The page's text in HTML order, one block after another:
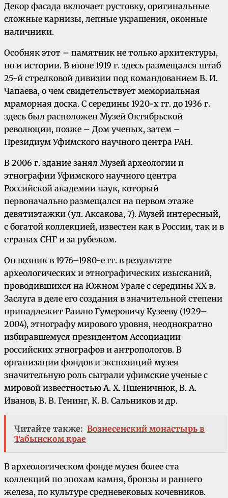
Декор фасада включает рустовку, оригинальные
сложные карнизы, лепные украшения, оконные
наличники.
Особняк этот – памятник не только архитектуры,
но и истории. В июне 1919 г. здесь размещался штаб
25-й стрелковой дивизии под командованием В. И.
Чапаева, о чем свидетельствует мемориальная
мраморная доска. С середины 1920-х гг. до 1936 г.
здесь был расположен Музей Октябрьской
революции, позже – Дом ученых, затем –
Президиум Уфимского научного центра РАН.
В 2006 г. здание занял Музей археологии и
этнографии Уфимского научного центра
Российской академии наук, который
первоначально размещался на первом этаже
девятиэтажки (ул. Аксакова, 7). Музей интересный,
с богатой коллекцией, известен как в России, так и в
странах СНГ и за рубежом.
Он возник в 1976–1980-е гг. в результате
археологических и этнографических изысканий,
проводившихся на Южном Урале с середины XX в.
Заслуга в деле его создания в значительной степени
принадлежит Раилю Гумеровичу Кузееву (1929–
2004), этнографу мирового уровня, неоднократно
избиравшемуся президентом Ассоциации
российских этнографов и антропологов. В
организации фондов и экспозиций музея
значительную роль сыграли уфимские ученые с
мировой известностью А. Х. Пшеничнюк, В. А.
Иванов, В. В. Генинг, К. В. Сальников и др.
Читайте также: Вознесенский монастырь в
Табынском крае
В археологическом фонде музея более ста
коллекций по эпохам камня, бронзы и раннего
железа, по культуре средневековых кочевников.